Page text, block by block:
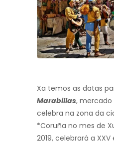
Xa temos as datas
Marabillas, mercado
celebra na zona da
*Coruña no mes de
2019, celebrará a XXV